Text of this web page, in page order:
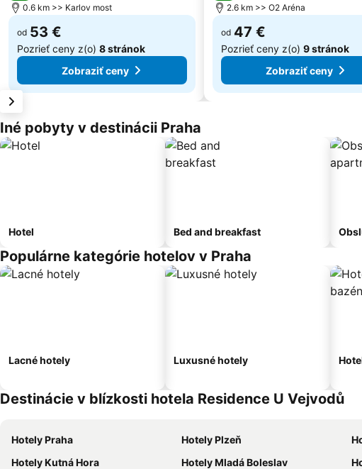
0.6 km >> Karlov most
od 53 €
Pozrieť ceny z(o) 8 stránok
Zobraziť ceny
2.6 km >> O2 Aréna
od 47 €
Pozrieť ceny z(o) 9 stránok
Zobraziť ceny
Iné pobyty v destinácii Praha
Hotel Bed and breakfast
Populárne kategórie hotelov v Praha
Lacné hotely Luxusné hotely
Destinácie v blízkosti hotela Residence U Vejvodů
Hotely Praha Hotely Plzeň
Hotely Kutná Hora
Hotely Mladá Boleslav